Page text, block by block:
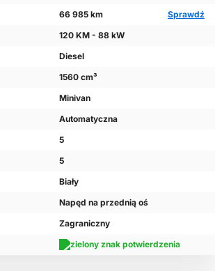
66 985 km
Sprawdź
120 KM - 88 kW
Diesel
1560 cm³
Minivan
Automatyczna
5
5
Biały
Napęd na przednią oś
Zagraniczny